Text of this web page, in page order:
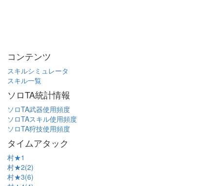
コンテンツ
スキルシミュレータ
スキル一覧
ソロTA統計情報
ソロTA武器使用頻度
ソロTAスキル使用頻度
ソロTA狩技使用頻度
タイムアタック
村★1
村★2(2)
村★3(6)